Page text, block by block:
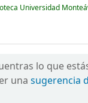
Universidad
lo que
unasugerencia